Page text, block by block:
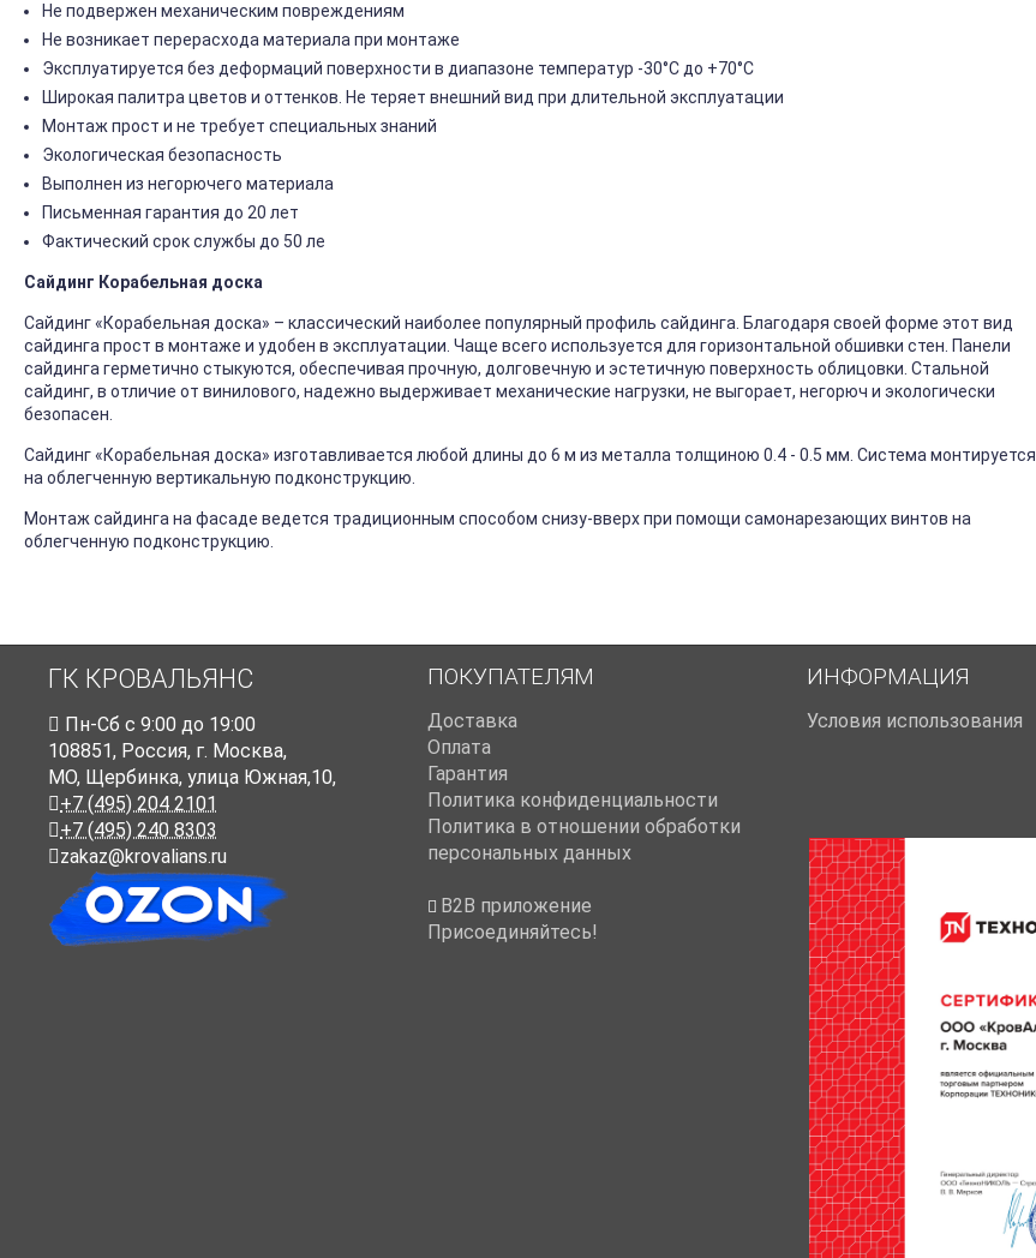
Не подвержен механическим повреждениям
Не возникает перерасхода материала при монтаже
Эксплуатируется без деформаций поверхности в диапазоне температур -30°C до +70°C
Широкая палитра цветов и оттенков. Не теряет внешний вид при длительной эксплуатации
Монтаж прост и не требует специальных знаний
Экологическая безопасность
Выполнен из негорючего материала
Письменная гарантия до 20 лет
Фактический срок службы до 50 ле
Сайдинг Корабельная доска
Сайдинг «Корабельная доска» – классический наиболее популярный профиль сайдинга. Благодаря своей форме этот вид
сайдинга прост в монтаже и удобен в эксплуатации. Чаще всего используется для горизонтальной обшивки стен. Панели
сайдинга герметично стыкуются, обеспечивая прочную, долговечную и эстетичную поверхность облицовки. Стальной
сайдинг, в отличие от винилового, надежно выдерживает механические нагрузки, не выгорает, негорюч и экологически
безопасен.
Сайдинг «Корабельная доска» изготавливается любой длины до 6 м из металла толщиною 0.4 - 0.5 мм. Система монтируется
на облегченную вертикальную подконструкцию.
Монтаж сайдинга на фасаде ведется традиционным способом снизу-вверх при помощи самонарезающих винтов на
облегченную подконструкцию.
ГК КРОВАЛЬЯНС
Пн-Cб с 9:00 до 19:00
108851, Россия, г. Москва,
МО, Щербинка, улица Южная,10,
+7 (495) 204 2101
+7 (495) 240 8303
zakaz@krovalians.ru
ПОКУПАТЕЛЯМ
Доставка
Оплата
Гарантия
Политика конфиденциальности
Политика в отношении обработки
персональных данных
B2B приложение
Присоединяйтесь!
ИНФОРМАЦИЯ
Условия использования